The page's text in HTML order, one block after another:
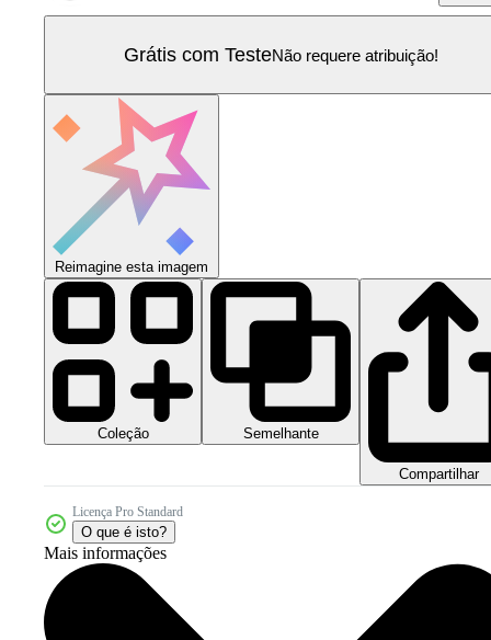
Grátis com TesteNão requere atribuição!
Reimagine esta imagem
Coleção Semelhante
Compartilhar
Licença Pro Standard
O que é isto?
Mais informações